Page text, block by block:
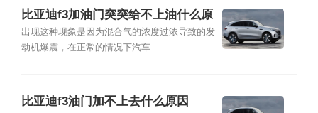
比亚迪f3加油门突突给不上油什么原
因
出现这种现象是因为混合气的浓度过浓导致的发
动机爆震，在正常的情况下汽车...
比亚迪f3油门加不上去什么原因